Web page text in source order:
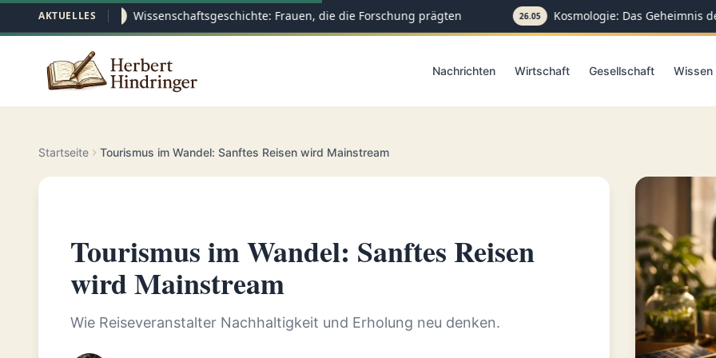
AKTUELLES26.05 Wissenschaftsgeschichte: Frauen, die die Forschung prägten 26.05 Kosmologie: Das Geheimnis
Nachrichten Wirtschaft Gesellschaft Wissen
Startseite Tourismus im Wandel: Sanftes Reisen wird Mainstream
Tourismus im Wandel: Sanftes Reisen
wird Mainstream
Wie Reiseveranstalter Nachhaltigkeit und Erholung neu denken.